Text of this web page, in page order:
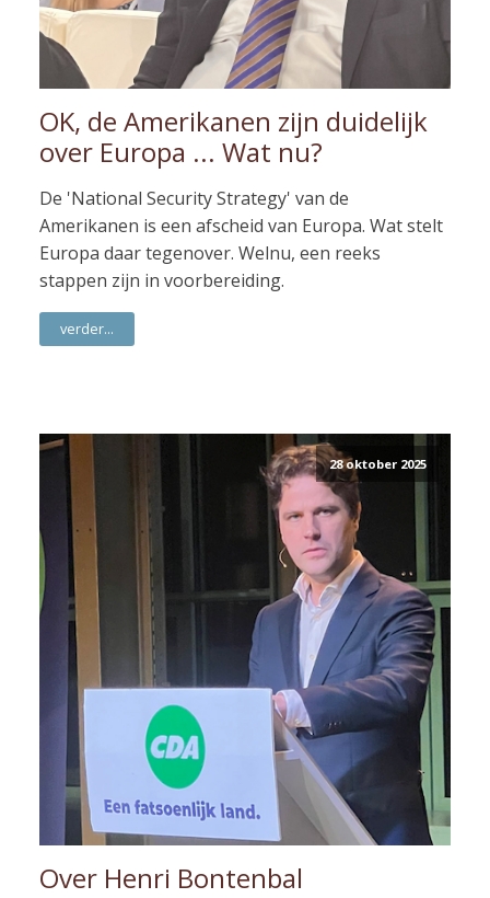
OK, de Amerikanen zijn duidelijk
over Europa ... Wat nu?
De 'National Security Strategy' van de
Amerikanen is een afscheid van Europa. Wat stelt
Europa daar tegenover. Welnu, een reeks
stappen zijn in voorbereiding.
verder...
28 oktober 2025
Over Henri Bontenbal